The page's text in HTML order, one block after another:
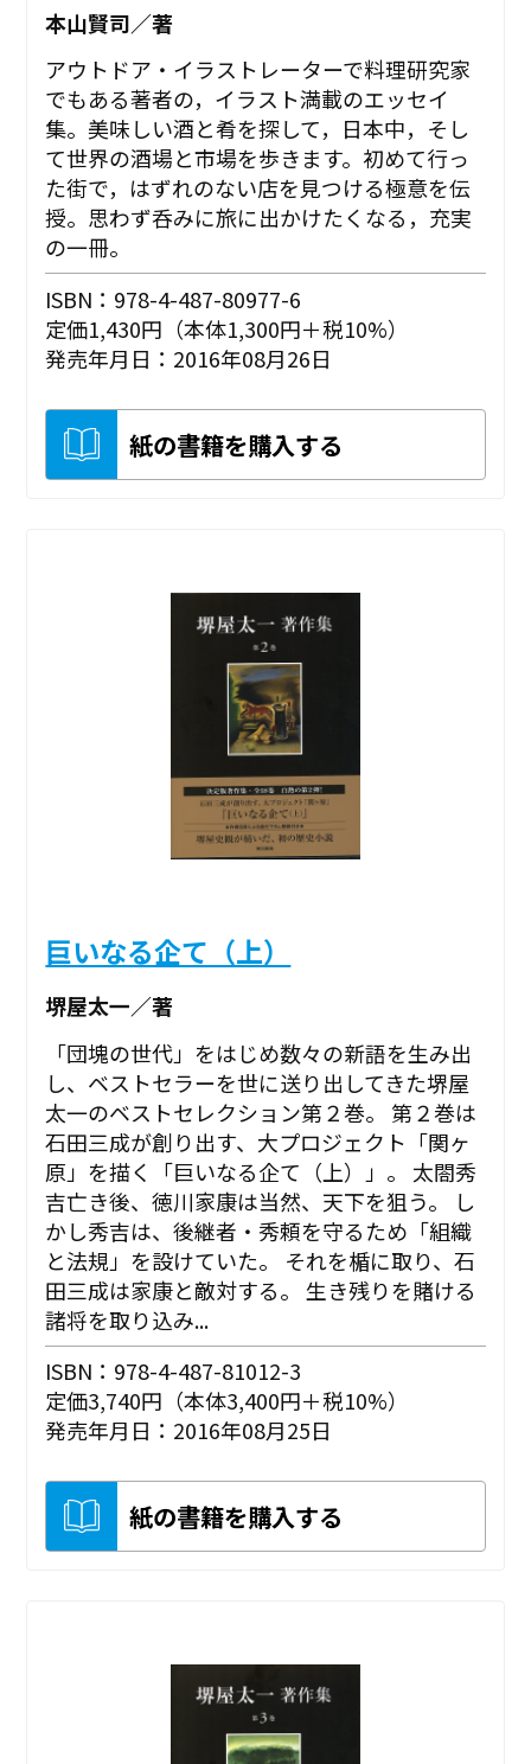
本山賢司／著
アウトドア・イラストレーターで料理研究家
でもある著者の，イラスト満載のエッセイ
集。美味しい酒と肴を探して，日本中，そし
て世界の酒場と市場を歩きます。初めて行っ
た街で，はずれのない店を見つける極意を伝
授。思わず呑みに旅に出かけたくなる，充実
の一冊。
ISBN：978-4-487-80977-6
定価1,430円（本体1,300円＋税10%）
発売年月日：2016年08月26日
紙の書籍を購入する
巨いなる企て（上）
堺屋太一／著
「団塊の世代」をはじめ数々の新語を生み出
し、ベストセラーを世に送り出してきた堺屋
太一のベストセレクション第２巻。 第２巻は
石田三成が創り出す、大プロジェクト「関ヶ
原」を描く「巨いなる企て（上）」。 太閤秀
吉亡き後、徳川家康は当然、天下を狙う。 し
かし秀吉は、後継者・秀頼を守るため「組織
と法規」を設けていた。 それを楯に取り、石
田三成は家康と敵対する。 生き残りを賭ける
諸将を取り込み...
ISBN：978-4-487-81012-3
定価3,740円（本体3,400円＋税10%）
発売年月日：2016年08月25日
紙の書籍を購入する